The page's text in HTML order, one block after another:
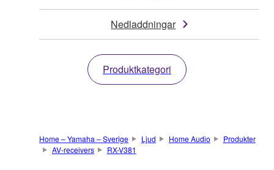
Nedladdningar
Produktkategori
Home – Yamaha – Sverige Ljud Home Audio
Produkter
AV-receivers
RX-V381